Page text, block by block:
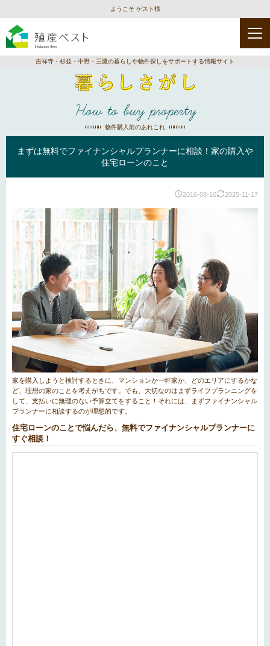
ようこそ ゲスト様
吉祥寺・杉並・中野・三鷹の暮らしや物件探しをサポートする情報サイト
How to buy property
物件購入前のあれこれ
まずは無料でファイナンシャルプランナーに相談！家の購入や
住宅ローンのこと
2016-08-10 2025-11-17
家を購入しようと検討するときに、マンションか一軒家か、どのエリアにするかな
ど、理想の家のことを考えがちです。でも、大切なのはまずライフプランニングを
して、支払いに無理のない予算立てをすること！それには、まずファイナンシャル
プランナーに相談するのが理想的です。
住宅ローンのことで悩んだら、無料でファイナンシャルプランナーに
すぐ相談！